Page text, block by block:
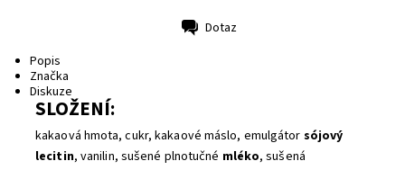
Dotaz
Popis
Značka
Diskuze
SLOŽENÍ:
kakaová hmota, cukr, kakaové máslo, emulgátor sójový
lecitin, vanilin, sušené plnotučné mléko, sušená